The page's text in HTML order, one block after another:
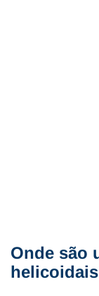
Onde são